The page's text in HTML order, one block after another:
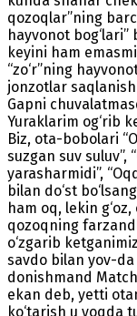
qozoqlar”ning
hayvonot
keyini ham
“zo‘r”ning
jonzotlar
Gapni
Yuraklarim og‘rib
Biz, ota-bobolari
suzgan suv
yarasharmidi”,
bilan do‘st
ham oq, lekin
qozoqning
o‘zgarib
savdo bilan yov-
donishmand
ekan deb, yetti
ko‘tarish u yoqda